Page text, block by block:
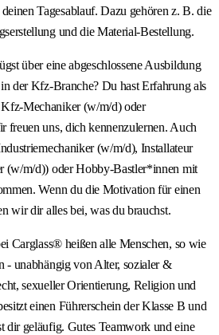
Tagesablauf. Dazu gehören z. B. die
und die Material-Bestellung.
über eine abgeschlossene Ausbildung
der Kfz-Branche? Du hast Erfahrung als
Mechaniker (w/m/d) oder
freuen uns, dich kennenzulernen. Auch
(w/m/d), Installateur
(w/m/d)) oder Hobby-Bastler*innen mit
Wenn du die Motivation für einen
wir dir alles bei, was du brauchst.
Carglass® heißen alle Menschen, so wie
- unabhängig von Alter, sozialer &
sexueller Orientierung, Religion und
einen Führerschein der Klasse B und
dir geläufig. Gutes Teamwork und eine